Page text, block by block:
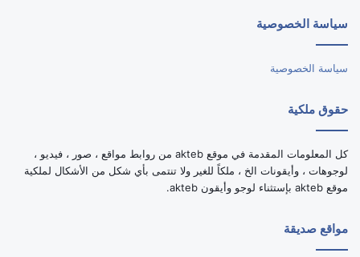
سياسة الخصوصية
سياسة الخصوصية
حقوق ملكية
كل المعلومات المقدمة في موقع akteb من روابط مواقع ، صور ، فيديو ،
لوجوهات ، وأيقونات الخ ، ملكاً للغير ولا تنتمى بأي شكل من الأشكال لملكية
موقع akteb بإستثناء لوجو وأيقون akteb.
مواقع صديقة